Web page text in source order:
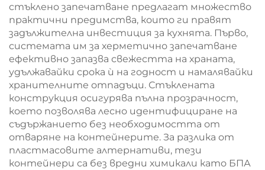
стъклено запечатване предлагат множество
практични предимства, които ги правят
задължителна инвестиция за кухнята. Първо,
системата им за херметично запечатване
ефективно запазва свежестта на храната,
удължавайки срока ѝ на годност и намалявайки
хранителните отпадъци. Стъклената
конструкция осигурява пълна прозрачност,
което позволява лесно идентифициране на
съдържанието без необходимостта от
отваряне на контейнерите. За разлика от
пластмасовите алтернативи, тези
контейнери са без вредни химикали като БПА